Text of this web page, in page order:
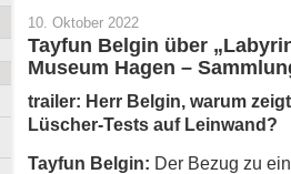
10. Oktober 2022
Tayfun Belgin über
Museum Hagen –
trailer: Herr Belgin, warum
Lüscher-Tests auf Leinwand?
Tayfun Belgin: Der Bezug zu